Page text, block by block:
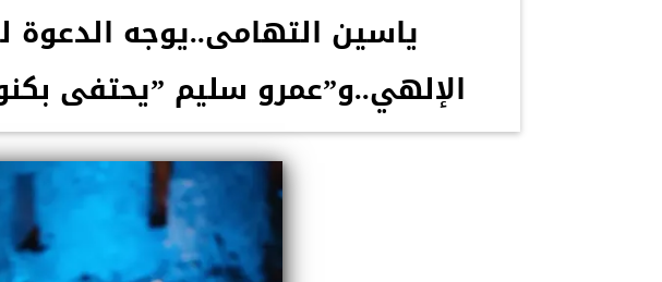
ياسين التهامى..يوجه الدعوة
الإلهي..و”عمرو سليم ”يحتفى